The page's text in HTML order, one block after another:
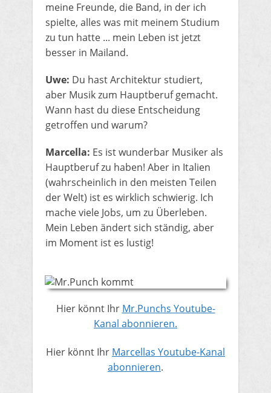
meine Freunde, die Band, in der ich
spielte, alles was mit meinem Studium
zu tun hatte ... mein Leben ist jetzt
besser in Mailand.
Uwe: Du hast Architektur studiert,
aber Musik zum Hauptberuf gemacht.
Wann hast du diese Entscheidung
getroffen und warum?
Marcella: Es ist wunderbar Musiker als
Hauptberuf zu haben! Aber in Italien
(wahrscheinlich in den meisten Teilen
der Welt) ist es wirklich schwierig. Ich
mache viele Jobs, um zu Überleben.
Mein Leben ändert sich ständig, aber
im Moment ist es lustig!
Hier könnt Ihr Mr.Punchs Youtube-
Kanal abonnieren.
Hier könnt Ihr Marcellas Youtube-Kanal
abonnieren.